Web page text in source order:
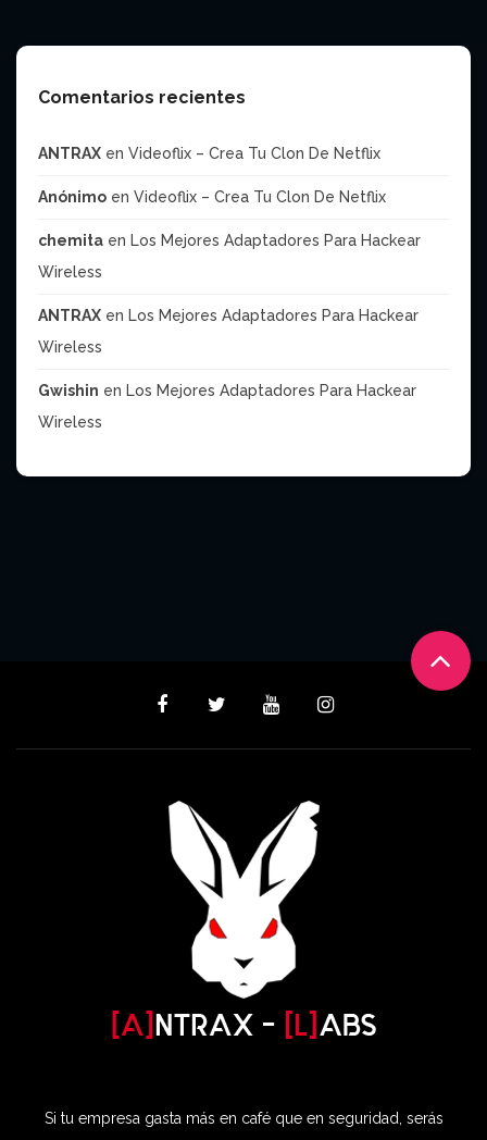
Comentarios recientes
ANTRAX en Videoflix – Crea Tu Clon De Netflix
Anónimo en Videoflix – Crea Tu Clon De Netflix
chemita en Los Mejores Adaptadores Para Hackear
Wireless
ANTRAX en Los Mejores Adaptadores Para Hackear
Wireless
Gwishin en Los Mejores Adaptadores Para Hackear
Wireless
Si tu empresa gasta más en café que en seguridad, serás